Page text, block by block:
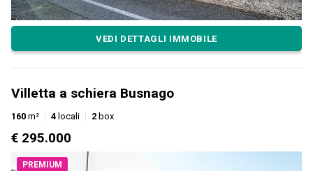
VEDI DETTAGLI IMMOBILE
Villetta a schiera Busnago
160 m² 4 locali 2 box
€ 295.000
PREMIUM